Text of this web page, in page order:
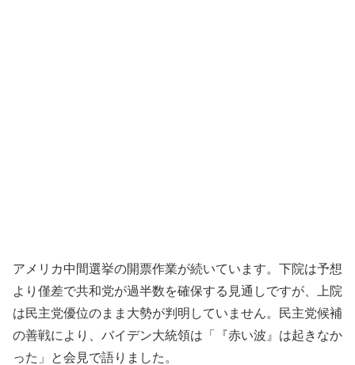
アメリカ中間選挙の開票作業が続いています。下院は予想
より僅差で共和党が過半数を確保する見通しですが、上院
は民主党優位のまま大勢が判明していません。民主党候補
の善戦により、バイデン大統領は「『赤い波』は起きなか
った」と会見で語りました。